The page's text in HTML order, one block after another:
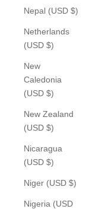
Nepal (USD $)
Netherlands
(USD $)
New
Caledonia
(USD $)
New Zealand
(USD $)
Nicaragua
(USD $)
Niger (USD $)
Nigeria (USD